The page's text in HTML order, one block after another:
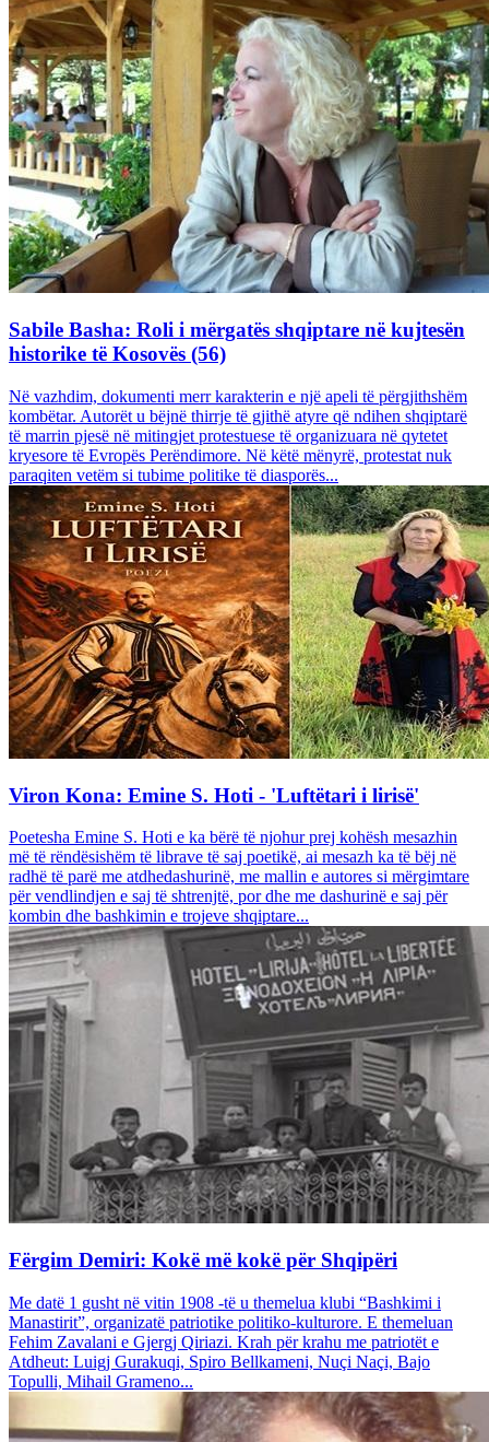
Sabile Basha: Roli i mërgatës shqiptare në kujtesën
historike të Kosovës (56)
Në vazhdim, dokumenti merr karakterin e një apeli të përgjithshëm
kombëtar. Autorët u bëjnë thirrje të gjithë atyre që ndihen shqiptarë
të marrin pjesë në mitingjet protestuese të organizuara në qytetet
kryesore të Evropës Perëndimore. Në këtë mënyrë, protestat nuk
paraqiten vetëm si tubime politike të diasporës...
Viron Kona: Emine S. Hoti - 'Luftëtari i lirisë'
Poetesha Emine S. Hoti e ka bërë të njohur prej kohësh mesazhin
më të rëndësishëm të librave të saj poetikë, ai mesazh ka të bëj në
radhë të parë me atdhedashurinë, me mallin e autores si mërgimtare
për vendlindjen e saj të shtrenjtë, por dhe me dashurinë e saj për
kombin dhe bashkimin e trojeve shqiptare...
Fërgim Demiri: Kokë më kokë për Shqipëri
Me datë 1 gusht në vitin 1908 -të u themelua klubi “Bashkimi i
Manastirit”, organizatë patriotike politiko-kulturore. E themeluan
Fehim Zavalani e Gjergj Qiriazi. Krah për krahu me patriotët e
Atdheut: Luigj Gurakuqi, Spiro Bellkameni, Nuçi Naçi, Bajo
Topulli, Mihail Grameno...